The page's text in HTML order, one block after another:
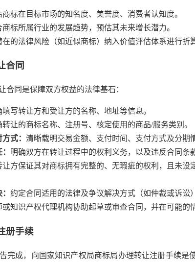
商标在目标市场的知名度、美誉度、消费者认知度。
商标所属行业的发展趋势，预估其未来增长潜力。
在的法律风险（如近似商标）纳入价值评估体系进行折
合同
合同是保障双方权益的法律基石：
填写转让方和受让方的名称、地址等信息。
转让的商标名称、注册号、核定使用的商品/服务类别。
式： 清晰载明交易金额、支付时间、支付方式及分期
明确双方在转让过程中的权利义务，以及违反合同条
让方保证其对商标拥有完整的、无瑕疵的权利，且未设
约定合同适用的法律及争议解决方式（如仲裁或诉讼
知识产权代理机构协助起草或审查合同，并在可能的
册手续
完成，向国家知识产权局商标局办理转让注册手续是